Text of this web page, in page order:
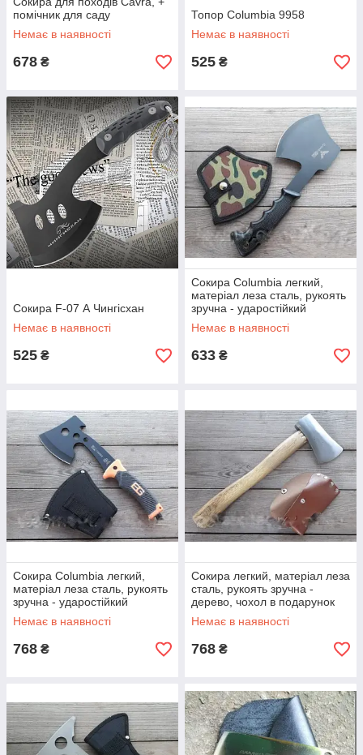
помічник для саду
Немає в наявності
678 ₴
Топор Columbia 9958
Немає в наявності
525 ₴
Сокира F-07 А Чингісхан
Немає в наявності
525 ₴
Сокира Columbia легкий,
матеріал леза сталь, рукоять
зручна - ударостійкий
пластик, чохол в подарунок
Немає в наявності
633 ₴
Сокира Columbia легкий,
матеріал леза сталь, рукоять
зручна - ударостійкий
пластик, чохол в подарунок
Немає в наявності
768 ₴
Сокира легкий, матеріал леза
сталь, рукоять зручна -
дерево, чохол в подарунок
Немає в наявності
768 ₴